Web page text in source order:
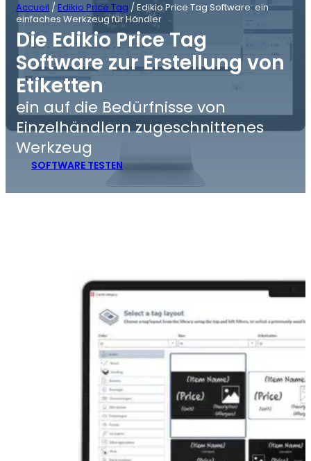
Accueil / Edikio Price Tag /Edikio Price Tag Software: ein
einfaches Werkzeug für Händler
Die Edikio Price Tag
Software zur Erstellung von
Etiketten
ein auf die Bedürfnisse von
Einzelhändlern zugeschnittenes
Werkzeug
SOFTWARE TESTEN